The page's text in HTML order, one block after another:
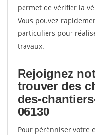
permet de vérifier la
Vous pouvez
particuliers pour
travaux.
Rejoignez
trouver des
des-
06130
Pour pérénniser votre